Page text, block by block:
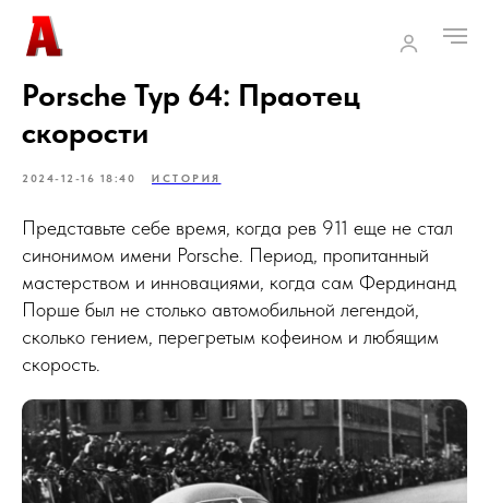
Porsche Typ 64: Праотец
скорости
2024-12-16 18:40 ИСТОРИЯ
Представьте себе время, когда рев 911 еще не стал
синонимом имени Porsche. Период, пропитанный
мастерством и инновациями, когда сам Фердинанд
Порше был не столько автомобильной легендой,
сколько гением, перегретым кофеином и любящим
скорость.